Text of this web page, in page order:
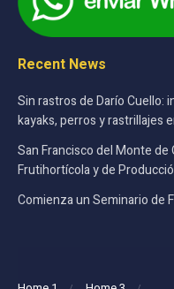
Recent News
Sin rastros de Darío Cuello:
kayaks, perros y rastrillajes
San Francisco del Monte de
Frutihortícola y de
Comienza un Seminario de